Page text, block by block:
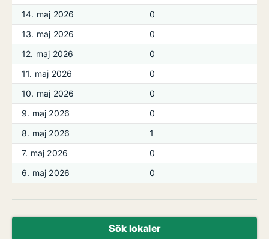
14. maj 2026
0
13. maj 2026
0
12. maj 2026
0
11. maj 2026
0
10. maj 2026
0
9. maj 2026
0
8. maj 2026
1
7. maj 2026
0
6. maj 2026
0
Sök lokaler